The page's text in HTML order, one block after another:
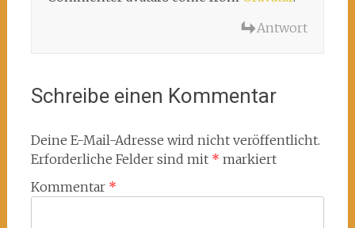
Antwort
Schreibe einen Kommentar
Deine E-Mail-Adresse wird nicht veröffentlicht.
Erforderliche Felder sind mit * markiert
Kommentar *